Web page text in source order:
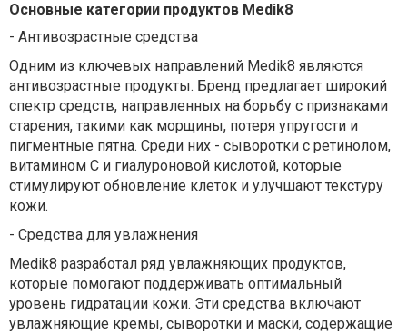
Основные категории продуктов Medik8
- Антивозрастные средства
Одним из ключевых направлений Medik8 являются
антивозрастные продукты. Бренд предлагает широкий
спектр средств, направленных на борьбу с признаками
старения, такими как морщины, потеря упругости и
пигментные пятна. Среди них - сыворотки с ретинолом,
витамином С и гиалуроновой кислотой, которые
стимулируют обновление клеток и улучшают текстуру
кожи.
- Средства для увлажнения
Medik8 разработал ряд увлажняющих продуктов,
которые помогают поддерживать оптимальный
уровень гидратации кожи. Эти средства включают
увлажняющие кремы, сыворотки и маски, содержащие